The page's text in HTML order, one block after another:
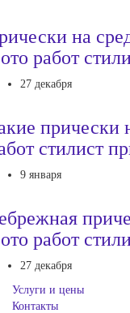
на
работ
27 декабря
стилист
9 января
работ
27 декабря
Услуги и цены
Контакты